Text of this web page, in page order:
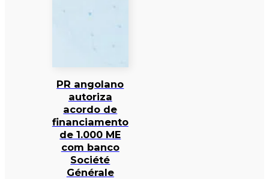
PR angolano
autoriza
acordo de
financiamento
de 1.000 ME
com banco
Société
Générale